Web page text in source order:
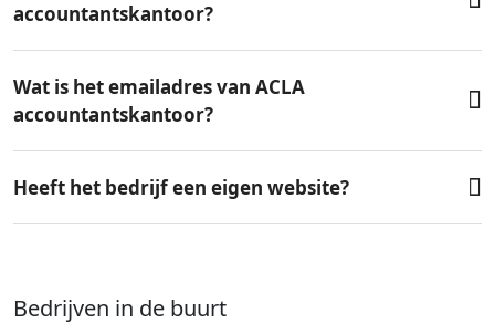
accountantskantoor?
Wat is het emailadres van ACLA
accountantskantoor?
Heeft het bedrijf een eigen website?
Bedrijven in de buurt